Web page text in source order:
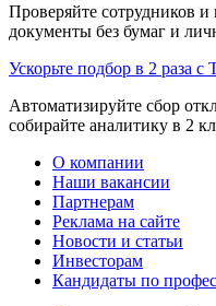
Проверяйте сотрудников
документы без бумаг и
Ускорьте подбор в 2 раза с
Автоматизируйте сбор
собирайте аналитику в 2
О компании
Наши вакансии
Партнерам
Реклама на сайте
Новости и статьи
Инвесторам
Кандидаты по